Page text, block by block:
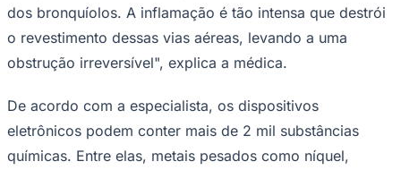
dos bronquíolos. A inflamação é tão intensa que destrói
o revestimento dessas vias aéreas, levando a uma
obstrução irreversível", explica a médica.
De acordo com a especialista, os dispositivos
eletrônicos podem conter mais de 2 mil substâncias
químicas. Entre elas, metais pesados como níquel,